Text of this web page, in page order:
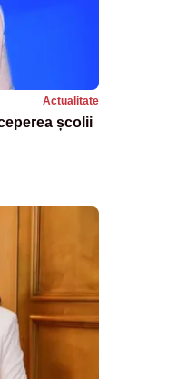
Actualitate
școlii